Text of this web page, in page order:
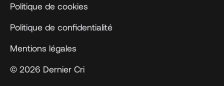
© 2026 Dernier Cri
Politique de cookies
Politique de confidentialité
Mentions légales